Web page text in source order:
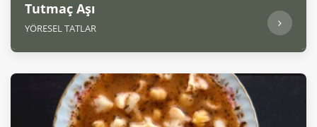
Tutmaç Aşı
YÖRESEL TATLAR